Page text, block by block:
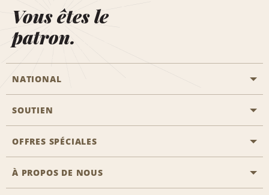
Vous êtes le
patron.
NATIONAL
Aviation générale
Emplacements Emerald Aisle
Agents de voyage
SOUTIEN
Clients ayant un handicap
Nous contacter
FAQ
OFFRES SPÉCIALES
Toutes les offres
À PROPOS DE NOUS